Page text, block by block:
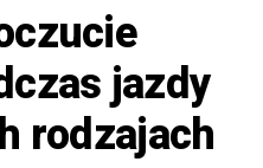
jazdy
rodzajach